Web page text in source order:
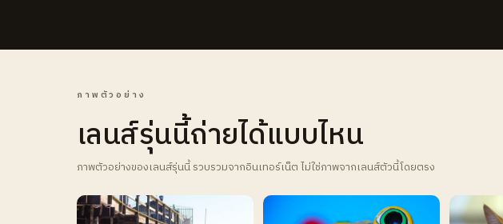
ภาพตัวอย่าง
เลนส์รุ่นนี้ถ่ายได้แบบไหน
ภาพตัวอย่างของเลนส์รุ่นนี้ รวบรวมจากอินเทอร์เน็ต ไม่ใช่ภาพจากเลนส์ตัวนี้โดยตรง